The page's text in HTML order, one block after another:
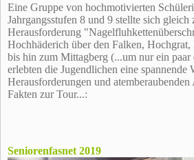
Eine Gruppe von hochmotivierten
Jahrgangsstufen 8 und 9 stellte sich gleich
Herausforderung
Hochhäderich über den Falken,
bis hin zum Mittagberg (...um nur ein
erlebten die Jugendlichen eine spannende
Herausforderungen und
Fakten zur Tour...:
Seniorenfasnet 2019